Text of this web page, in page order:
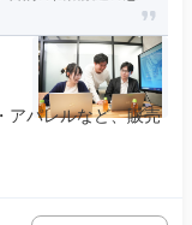
アパレルなど、販売